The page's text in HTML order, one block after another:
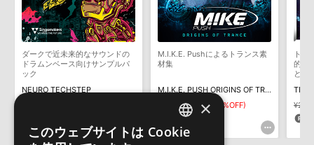
デモソングは、製品収録サウンドを使ってできることを紹介するた
めのデモンストレーション用の楽曲です。原則として、デモソング
そのものをお使いいただくことはできません。また、デモソングを
構成する全てのサウンドが、サンプルパックに含まれていることを
保証するものではありません。
しかねます。
TRANCE SYNTH SHOTSのサポート情報
ダークで近未来的なサウンドの
ドラムンベース向けサンプルパ
ック
NEURO TECHSTEP
M.I.K.E. Pushによるトランス素
材集
M.I.K.E. PUSH ORIGINS OF TRANCE
¥5,841 ¥2,920(50%OFF)
146pt
トラ
的な
と
ENGLISH
×
このウェブサイトは Cookie